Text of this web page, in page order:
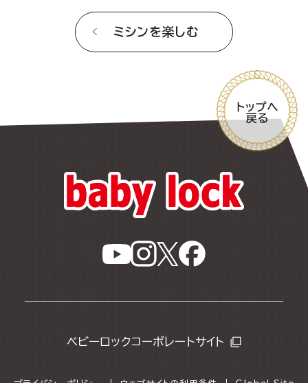
ミシンを楽しむ
ベビーロックコーポレートサイト